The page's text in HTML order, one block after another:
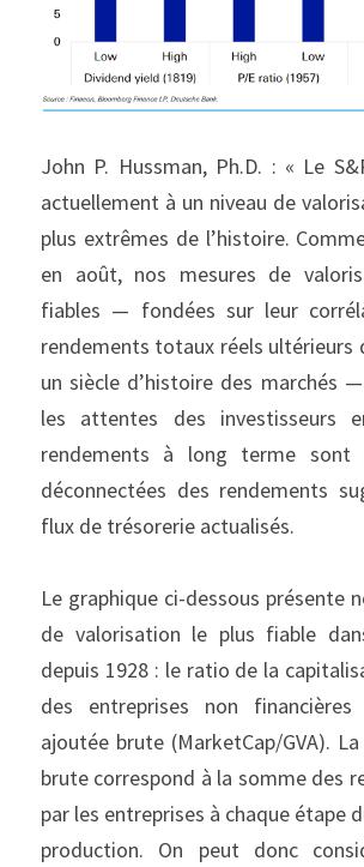
John P. Hussman, Ph.D. : « Le
actuellement à un niveau de
plus extrêmes de l’histoire.
en août, nos mesures de
fiables — fondées sur leur
rendements totaux réels ultérieurs
un siècle d’histoire des marchés
les attentes des investisseurs
rendements à long terme sont
déconnectées des rendements
flux de trésorerie actualisés.
Le graphique ci-dessous présente
de valorisation le plus fiable
depuis 1928 : le ratio de la
des entreprises non
ajoutée brute (MarketCap/GVA).
brute correspond à la somme des
par les entreprises à chaque étape
production. On peut donc